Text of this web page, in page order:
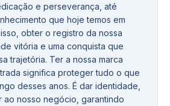
e perseverança, até
que hoje temos em
obter o registro da nossa
vitória e uma conquista que
trajetória. Ter a nossa marca
significa proteger tudo o que
desses anos. É dar identidade,
ao nosso negócio, garantindo